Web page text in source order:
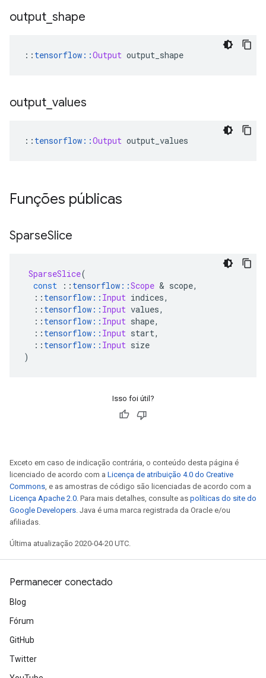
output shape
:: tensorflow ::Output output_shape
output values
:: tensorflow ::Output output_values
Funções públicas
SparseSlice
SparseSlice(
const
:: tensorflow ::Scope & scope,
:: tensorflow :: Input indices,
:: tensorflow :: Input values,
:: tensorflow :: Input shape,
:: tensorflow :: Input start,
:: tensorflow :: Input size
)
Isso foi útil?
Exceto em caso de indicação contrária, o conteúdo desta página é
licenciado de acordo com a Licença de atribuição 4.0 do Creative
Commons, e as amostras de código são licenciadas de acordo com a
Licença Apache 2.0. Para mais detalhes, consulte as políticas do site do
Google Developers. Java é uma marca registrada da Oracle e/ou
afiliadas.
Última atualização 2020-04-20 UTC.
Permanecer conectado
Blog
Fórum
GitHub
Twitter